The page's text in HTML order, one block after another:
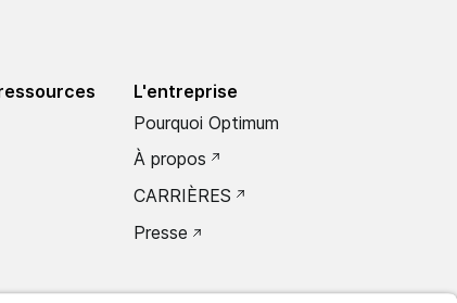
L'entreprise
Pourquoi Optimum
À propos
CARRIÈRES
Presse